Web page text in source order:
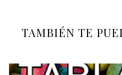
TAMBIÉN TE